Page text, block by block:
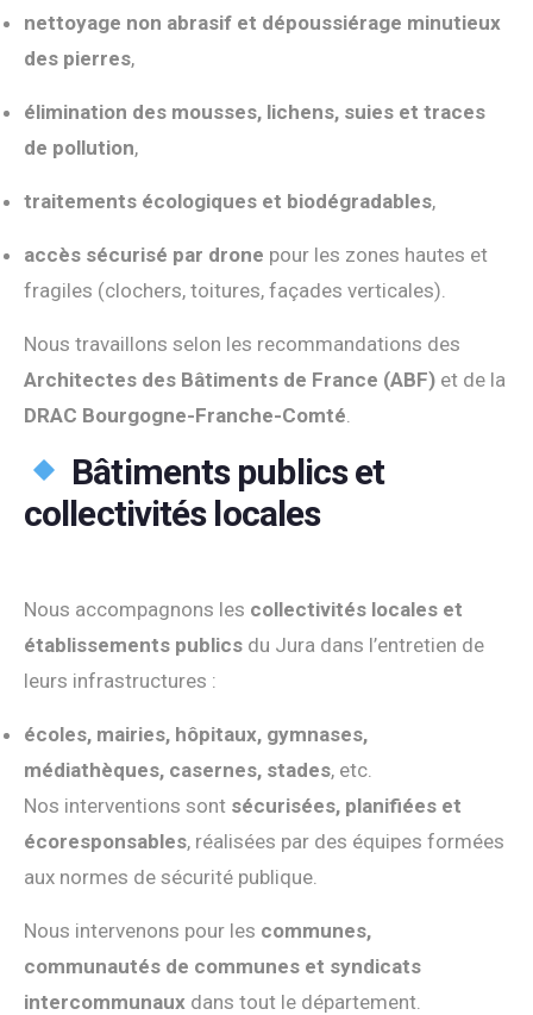
nettoyage non abrasif et dépoussiérage minutieux
des pierres,
élimination des mousses, lichens, suies et traces
de pollution,
traitements écologiques et biodégradables,
accès sécurisé par drone pour les zones hautes et
fragiles (clochers, toitures, façades verticales).
Nous travaillons selon les recommandations des
Architectes des Bâtiments de France (ABF) et de la
DRAC Bourgogne-Franche-Comté.
Bâtiments publics et
collectivités locales
Nous accompagnons les collectivités locales et
établissements publics du Jura dans l’entretien de
leurs infrastructures :
écoles, mairies, hôpitaux, gymnases,
médiathèques, casernes, stades, etc.
Nos interventions sont sécurisées, planifiées et
écoresponsables, réalisées par des équipes formées
aux normes de sécurité publique.
Nous intervenons pour les communes,
communautés de communes et syndicats
intercommunaux dans tout le département.